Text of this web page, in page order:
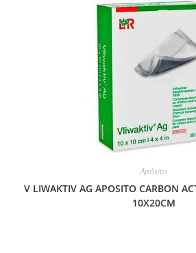
Apósito
V LIWAKTIV AG APOSITO CARBON
10X20CM